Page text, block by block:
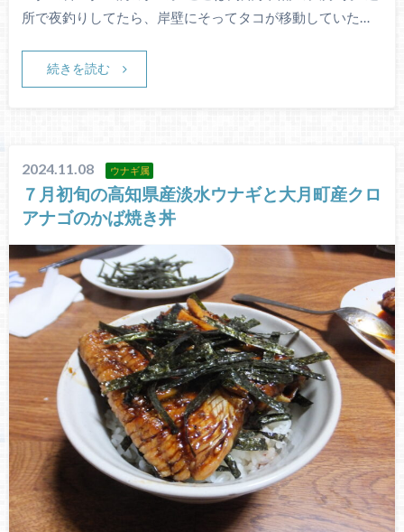
所で夜釣りしてたら、岸壁にそってタコが移動していた…
続きを読む
2024.11.08 ウナギ属
７月初旬の高知県産淡水ウナギと大月町産クロ
アナゴのかば焼き丼